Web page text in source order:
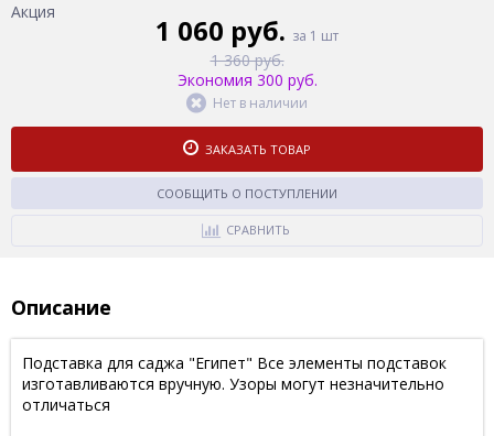
Акция
1 060 руб. за 1 шт
1 360 руб.
Экономия 300 руб.
Нет в наличии
ЗАКАЗАТЬ ТОВАР
СООБЩИТЬ О ПОСТУПЛЕНИИ
СРАВНИТЬ
Описание
Подставка для саджа "Египет" Все элементы подставок
изготавливаются вручную. Узоры могут незначительно
отличаться